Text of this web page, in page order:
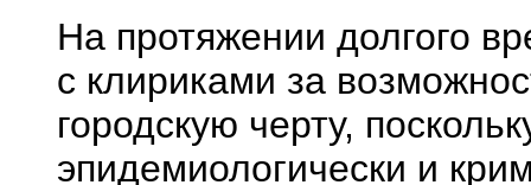
На протяжении долгого
с клириками за
городскую черту,
эпидемиологически и